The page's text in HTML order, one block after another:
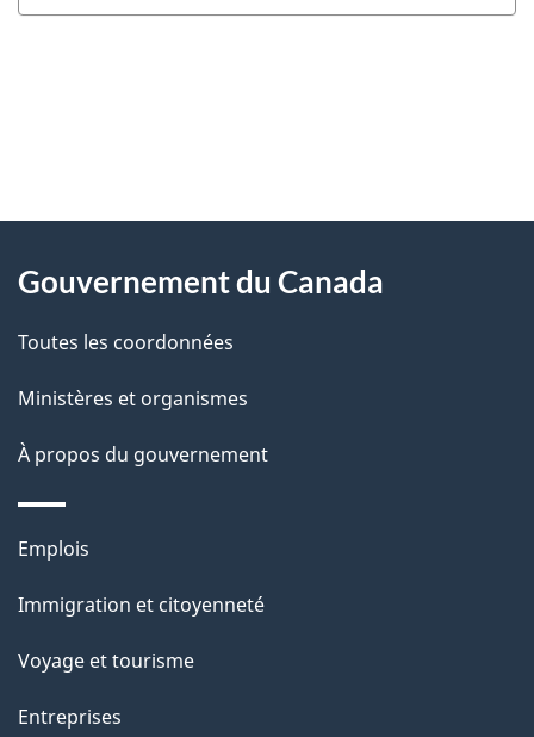
D
t
a
l
s
l
a
a
g
propos
ce
site
Gouvernement du Canada
Toutes les coordonnées
Ministères et organismes
À propos du gouvernement
Thèmes
sujets
Emplois
Immigration et citoyenneté
Voyage et tourisme
Entreprises